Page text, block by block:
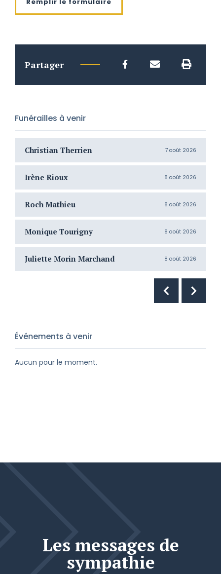
Remplir le formulaire
Partager
Funérailles à venir
Christian Therrien 7 août 2026
Irène Rioux 8 août 2026
Roch Mathieu 8 août 2026
Monique Tourigny 8 août 2026
Juliette Morin Marchand 8 août 2026
Événements à venir
Aucun pour le moment.
Les messages de
sympathie